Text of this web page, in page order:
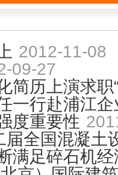
2012-11-08
09-27
简历上演求职
一行赴浦江
度重要性
届全国混凝土
满足碎石机